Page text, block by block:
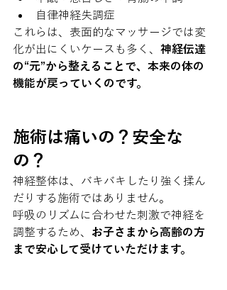
自律神経失調症
これらは、表面的なマッサージでは変
化が出にくいケースも多く、 神経伝達
の“元”から整えることで、本来の体の
機能が戻っていくのです。
施術は痛いの？安全な
の？
神経整体は、バキバキしたり強く揉ん
だりする施術ではありません。
呼吸のリズムに合わせた刺激で神経を
調整するため、 お子さまから高齢の方
まで安心して受けていただけます。